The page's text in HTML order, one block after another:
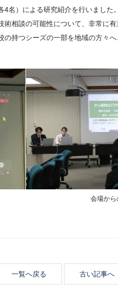
名）による研究紹介を行いました
相談の可能性について、非常に
持つシーズの一部を地域の方々
会場から
一覧へ戻る 古い記事へ